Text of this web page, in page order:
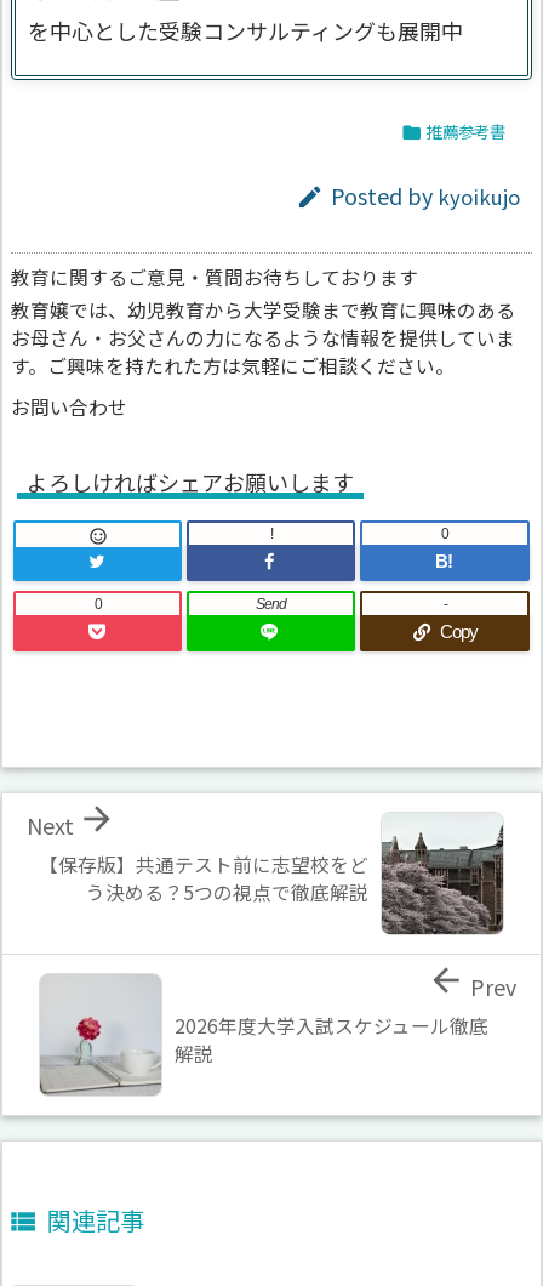
を中心とした受験コンサルティングも展開中
 推薦参考書
 Posted by kyoikujo
教育に関するご意見・質問お待ちしております
教育嬢では、幼児教育から大学受験まで教育に興味のある
お母さん・お父さんの力になるような情報を提供していま
す。ご興味を持たれた方は気軽にご相談ください。
お問い合わせ
よろしければシェアお願いします
 !
B!
0
0 Send
Copy
-
【保存版】共通テスト前に志望校をど
う決める？5つの視点で徹底解説

Next
2026年度大学入試スケジュール徹底
解説
 Prev
 関連記事